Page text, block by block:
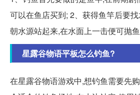
可以在鱼店买到; 2、获得鱼竿后要
朝水源站起来,在水面上一击便可抛
星露谷物语平板怎么钓鱼?
在星露谷物语游戏中,想钓鱼需要先